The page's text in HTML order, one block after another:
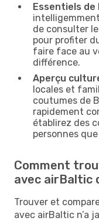
Essentiels de
de consulter
pour profiter
faire face au
différence.
Aperçu
locales et
coutumes de
rapidement
établirez des
personnes
Comment
avec airBaltic
Trouver et
avec airBaltic n’a